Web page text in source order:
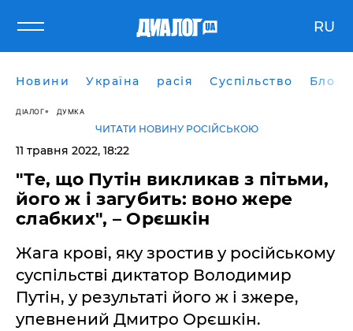
RU
Новини Україна расія Суспільство Блоги
ДІАЛОГ ДУМКА
ЧИТАТИ НОВИНУ РОСІЙСЬКОЮ
11 травня 2022, 18:22
"Те, що Путін викликав з пітьми,
його ж і загубить: воно жере
слабких", – Орєшкін
Жага крові, яку зростив у російському
суспільстві диктатор Володимир
Путін, у результаті його ж і зжере,
упевнений Дмитро Орєшкін.